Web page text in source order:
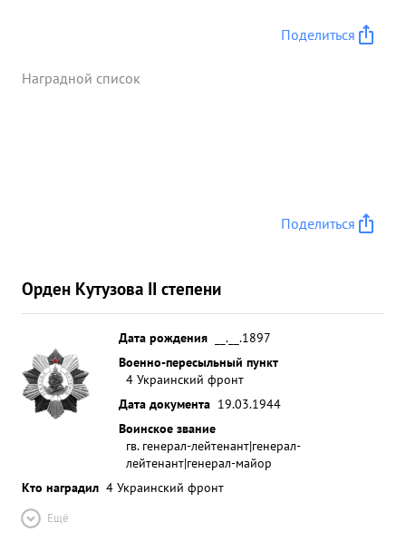
Поделиться
Наградной список
Поделиться
Орден Кутузова II степени
Дата рождения
__.__.1897
Военно-пересыльный пункт
4 Украинский фронт
Дата документа 19.03.1944
Воинское звание
гв. генерал-лейтенант|генерал-
лейтенант|генерал-майор
Кто наградил 4 Украинский фронт
Ещё